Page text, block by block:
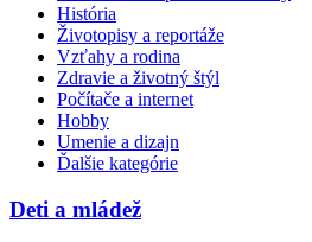
História
Životopisy a reportáže
Vzťahy a rodina
Zdravie a životný štýl
Počítače a internet
Hobby
Umenie a dizajn
Ďalšie kategórie
Deti a mládež